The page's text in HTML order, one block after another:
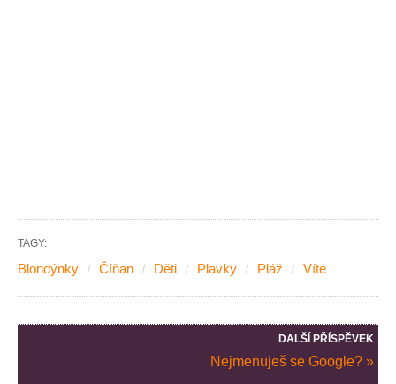
TAGY:
Blondýnky Číňan Děti Plavky Pláž Víte
DALŠÍ PŘÍSPĚVEK
Nejmenuješ se Google? »